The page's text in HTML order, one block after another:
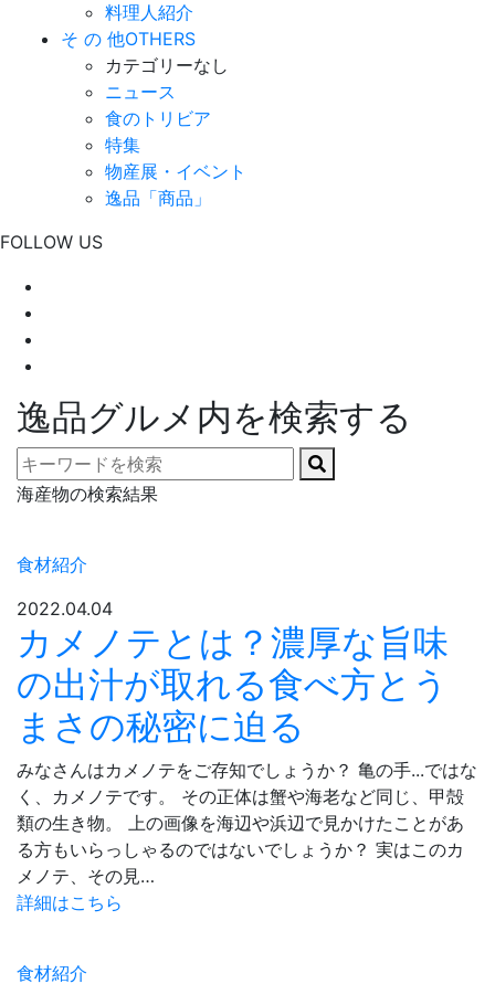
料理人紹介
そ の 他OTHERS
カテゴリーなし
ニュース
食のトリビア
特集
物産展・イベント
逸品「商品」
FOLLOW US
逸品グルメ内を検索する
海産物の検索結果
食材紹介
2022.04.04
カメノテとは？濃厚な旨味
の出汁が取れる食べ方とう
まさの秘密に迫る
みなさんはカメノテをご存知でしょうか？ 亀の手...ではな
く、カメノテです。 その正体は蟹や海老など同じ、甲殻
類の生き物。 上の画像を海辺や浜辺で見かけたことがあ
る方もいらっしゃるのではないでしょうか？ 実はこのカ
メノテ、その見…
詳細はこちら
食材紹介